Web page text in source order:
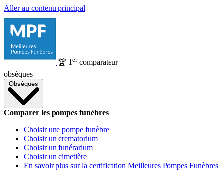
Aller au contenu principal
🏆 1 ercomparateur
obsèques
Obsèques
Comparer les pompes funèbres
Choisir une pompe funèbre
Choisir un crematorium
Choisir un funérarium
Choisir un cimetière
En savoir plus sur la certification Meilleures Pompes Funèbres